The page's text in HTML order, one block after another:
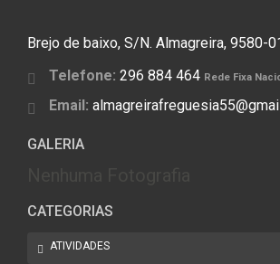
Brejo de baixo, S/N. Almagreira, 9580-
Telefone: 296 884 464 Rede Fixa
Email:
GALERIA
CATEGORIAS
ATIVIDADES